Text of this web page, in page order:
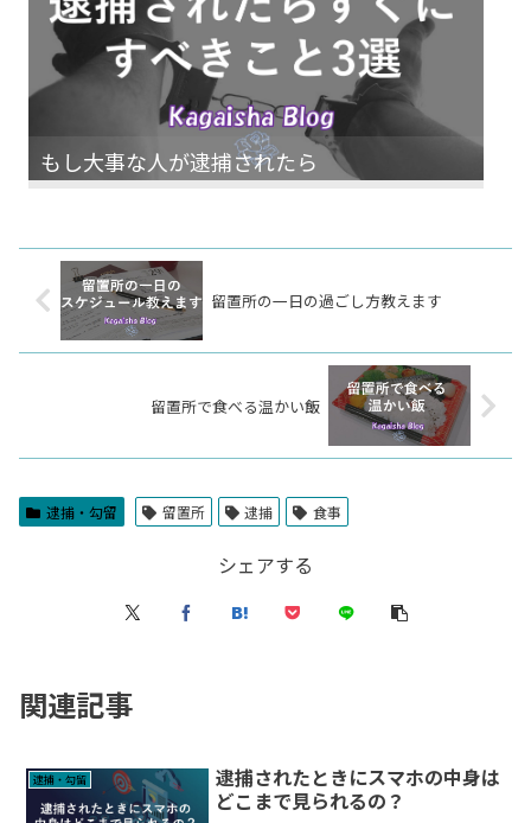
もし大事な人が逮捕されたら
留置所の一日の過ごし方教えます
留置所で食べる温かい飯
逮捕・勾留 留置所 逮捕 食事
シェアする
関連記事
逮捕・勾留
逮捕されたときにスマホの中身は
どこまで見られるの？